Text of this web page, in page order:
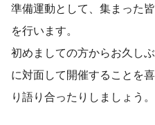
準備運動として、集まった
を行います。
初めましての方からお久し
に対面して開催することを
り語り合ったりしましょう。